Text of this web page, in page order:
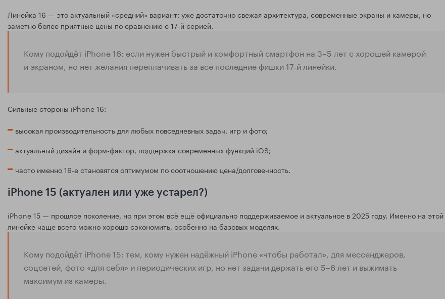
Линейка 16 — это актуальный «средний» вариант: уже достаточно свежая архитектура, современные экраны и камеры, но
заметно более приятные цены по сравнению с 17‑й серией.
Кому подойдёт iPhone 16: если нужен быстрый и комфортный смартфон на 3–5 лет с хорошей камерой
и экраном, но нет желания переплачивать за все последние фишки 17‑й линейки.
Сильные стороны iPhone 16:
высокая производительность для любых повседневных задач, игр и фото;
актуальный дизайн и форм-фактор, поддержка современных функций iOS;
часто именно 16‑е становятся оптимумом по соотношению цена/долговечность.
iPhone 15 (актуален или уже устарел?)
iPhone 15 — прошлое поколение, но при этом всё ещё официально поддерживаемое и актуальное в 2025 году. Именно на этой
линейке чаще всего можно хорошо сэкономить, особенно на базовых моделях.
Кому подойдёт iPhone 15: тем, кому нужен надёжный iPhone «чтобы работал», для мессенджеров,
соцсетей, фото «для себя» и периодических игр, но нет задачи держать его 5–6 лет и выжимать
максимум из камеры.